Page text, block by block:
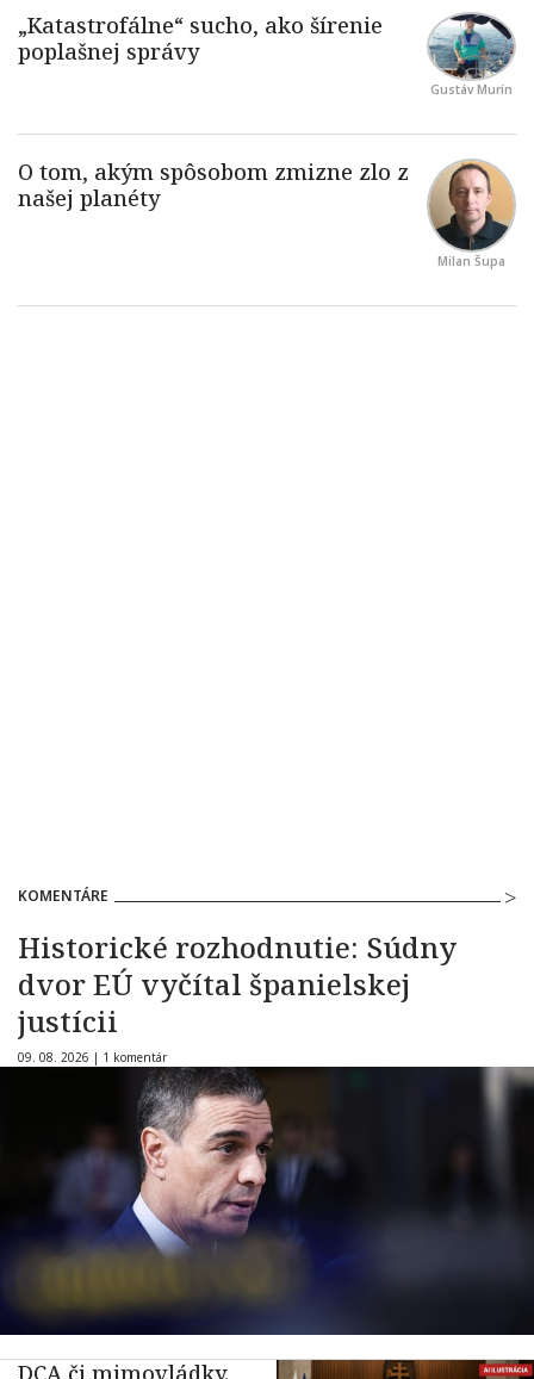
Gustáv Murín
Milan Šupa
KOMENTÁRE
Historické rozhodnutie: Súdny
dvor EÚ vyčítal španielskej
justícii
09. 08. 2026 | 1 komentár
DCA či mimovládky.